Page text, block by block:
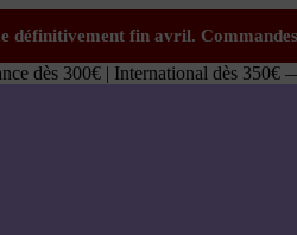
dès 300€ | International dès 350€